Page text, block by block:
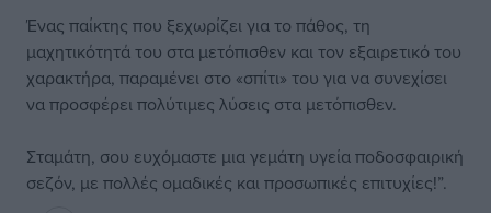
Ένας παίκτης που ξεχωρίζει για το πάθος, τη
μαχητικότητά του στα μετόπισθεν και τον εξαιρετικό του
χαρακτήρα, παραμένει στο «σπίτι» του για να συνεχίσει
να προσφέρει πολύτιμες λύσεις στα μετόπισθεν.
Σταμάτη, σου ευχόμαστε μια γεμάτη υγεία ποδοσφαιρική
σεζόν, με πολλές ομαδικές και προσωπικές επιτυχίες!”.